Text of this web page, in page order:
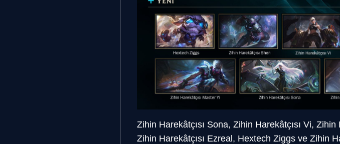
Zihin Harekâtçısı Sona, Zihin Harekâtçısı Vi,
Zihin Harekâtçısı Ezreal, Hextech Ziggs ve Zihin